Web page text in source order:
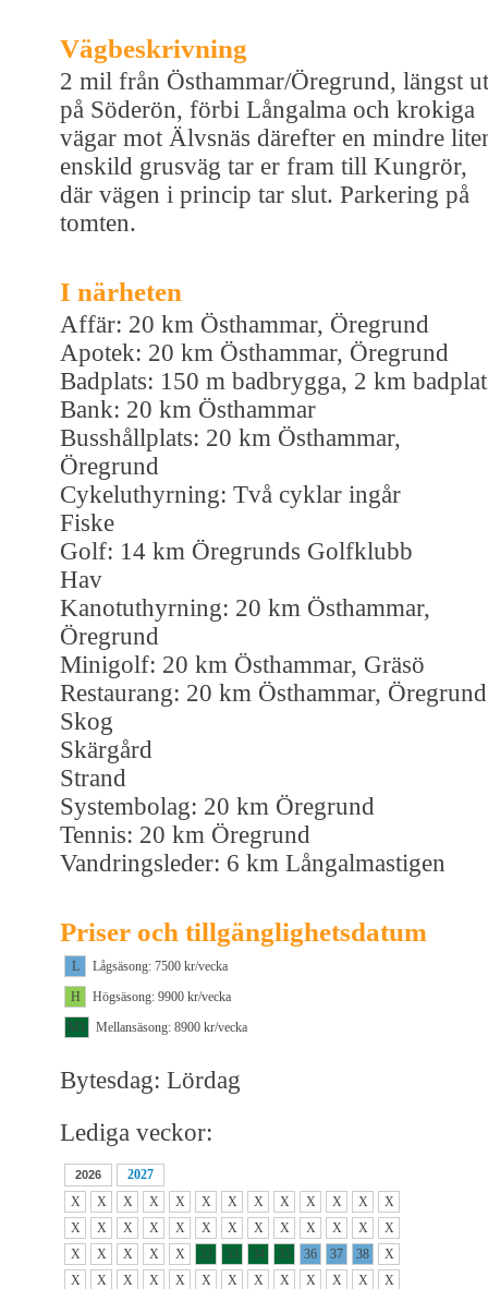
Vägbeskrivning
2 mil från Östhammar/Öregrund, längst ut
på Söderön, förbi Långalma och krokiga
vägar mot Älvsnäs därefter en mindre
enskild grusväg tar er fram till Kungrör,
där vägen i princip tar slut. Parkering på
tomten.
I närheten
Affär: 20 km Östhammar, Öregrund
Apotek: 20 km Östhammar, Öregrund
Badplats: 150 m badbrygga, 2 km
Bank: 20 km Östhammar
Busshållplats: 20 km Östhammar,
Öregrund
Cykeluthyrning: Två cyklar ingår
Fiske
Golf: 14 km Öregrunds Golfklubb
Hav
Kanotuthyrning: 20 km Östhammar,
Öregrund
Minigolf: 20 km Östhammar, Gräsö
Restaurang: 20 km Östhammar, Öregrund
Skog
Skärgård
Strand
Systembolag: 20 km Öregrund
Tennis: 20 km Öregrund
Vandringsleder: 6 km Långalmastigen
Priser och tillgänglighetsdatum
L
Lågsäsong: 7500 kr/vecka
H
Högsäsong: 9900 kr/vecka
M1
Mellansäsong: 8900 kr/vecka
Bytesdag: Lördag
Lediga veckor:
2026
2027
X
X X X X X X X X X X X
X
X
X X X X X X X X X X X
X
X
X X X X 32 33 34 35 36 37 38
X
X
X X X X X X X X X X X
X